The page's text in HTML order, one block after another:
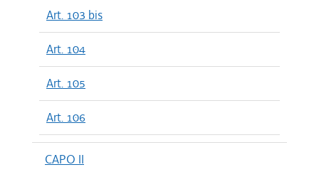
Art. 103 bis
Art. 104
Art. 105
Art. 106
CAPO II